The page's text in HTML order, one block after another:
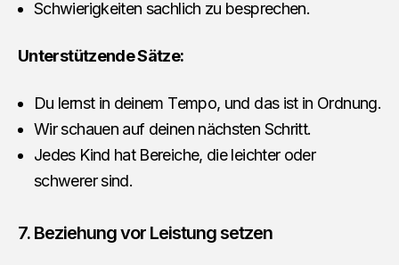
Schwierigkeiten sachlich zu besprechen.
Unterstützende Sätze:
Du lernst in deinem Tempo, und das ist in Ordnung.
Wir schauen auf deinen nächsten Schritt.
Jedes Kind hat Bereiche, die leichter oder
schwerer sind.
7. Beziehung vor Leistung setzen